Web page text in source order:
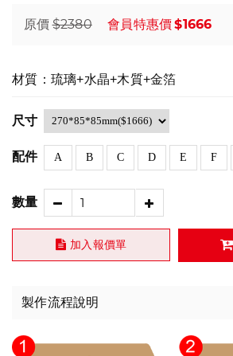
原價 $2380 會員特惠價$1666
材質：琉璃+水晶+木質+金箔
尺寸
配件 A B C D E F
數量
加入報價單
製作流程說明